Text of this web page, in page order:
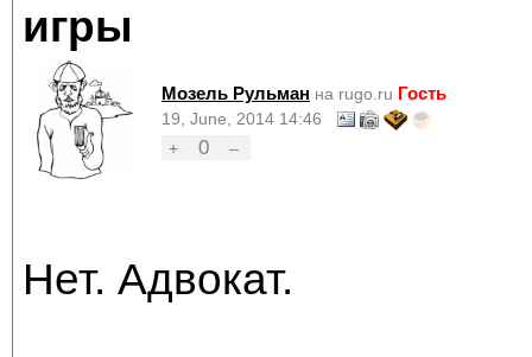
игры
Мозель Рульман на rugo.ru Гость
19, June, 2014 14:46
+
0 –
Нет. Адвокат.